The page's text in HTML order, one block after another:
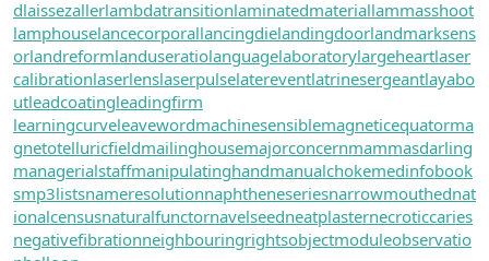
dlaissezallerlambdatransitionlaminatedmateriallammasshoot
lamphouselancecorporallancingdielandingdoorlandmarksens
orlandreformlanduseratiolanguagelaboratorylargeheartlaser
calibrationlaserlenslaserpulselatereventlatrinesergeantlayabo
utleadcoatingleadingfirm
learningcurveleavewordmachinesensiblemagneticequatorma
gnetotelluricfieldmailinghousemajorconcernmammasdarling
managerialstaffmanipulatinghandmanualchokemedinfobook
smp3listsnameresolutionnaphtheneseriesnarrowmouthednat
ionalcensusnaturalfunctornavelseedneatplasternecroticcaries
negativefibrationneighbouringrightsobjectmoduleobservatio